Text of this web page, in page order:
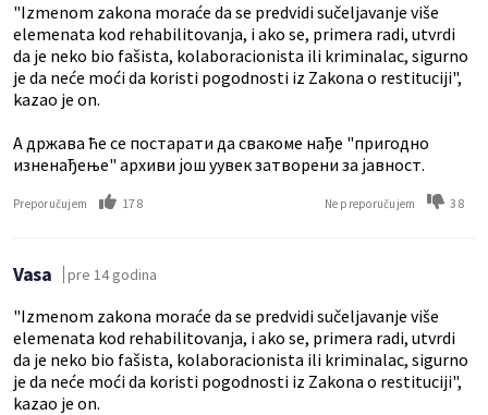
"Izmenom zakona moraće da se predvidi sučeljavanje više
elemenata kod rehabilitovanja, i ako se, primera radi, utvrdi
da je neko bio fašista, kolaboracionista ili kriminalac, sigurno
je da neće moći da koristi pogodnosti iz Zakona o restituciji",
kazao je on.
А држава ће се постарати да свакоме нађе "пригодно
изненађење" архиви још уувек затворени за јавност.
Preporučujem 178 Ne preporučujem 38
Vasa pre 14 godina
"Izmenom zakona moraće da se predvidi sučeljavanje više
elemenata kod rehabilitovanja, i ako se, primera radi, utvrdi
da je neko bio fašista, kolaboracionista ili kriminalac, sigurno
je da neće moći da koristi pogodnosti iz Zakona o restituciji",
kazao je on.